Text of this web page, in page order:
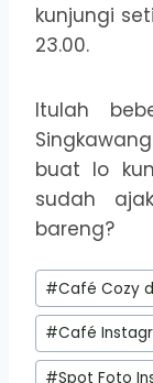
kunjungi
23.00.
Itulah
buat lo
sudah
bareng?
Post
Tags:
#Café Cozy
#Café
#Spot Foto